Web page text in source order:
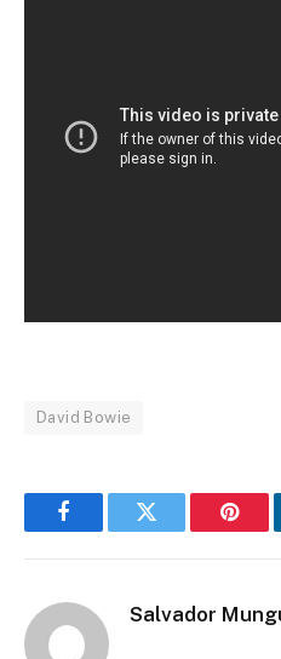
David Bowie
FacebookTwitter
Salvador